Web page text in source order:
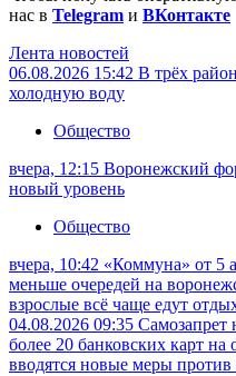
нас в Telegram и ВКонтакте
Лента новостей
06.08.2026 15:42 В трёх
холодную воду
Общество
вчера, 12:15 Воронежский
новый уровень
Общество
вчера, 10:42 «Коммуна» от 5
меньше очередей на
взрослые всё чаще едут
04.08.2026 09:35 Самозапрет
более 20 банковских карт на
вводятся новые меры